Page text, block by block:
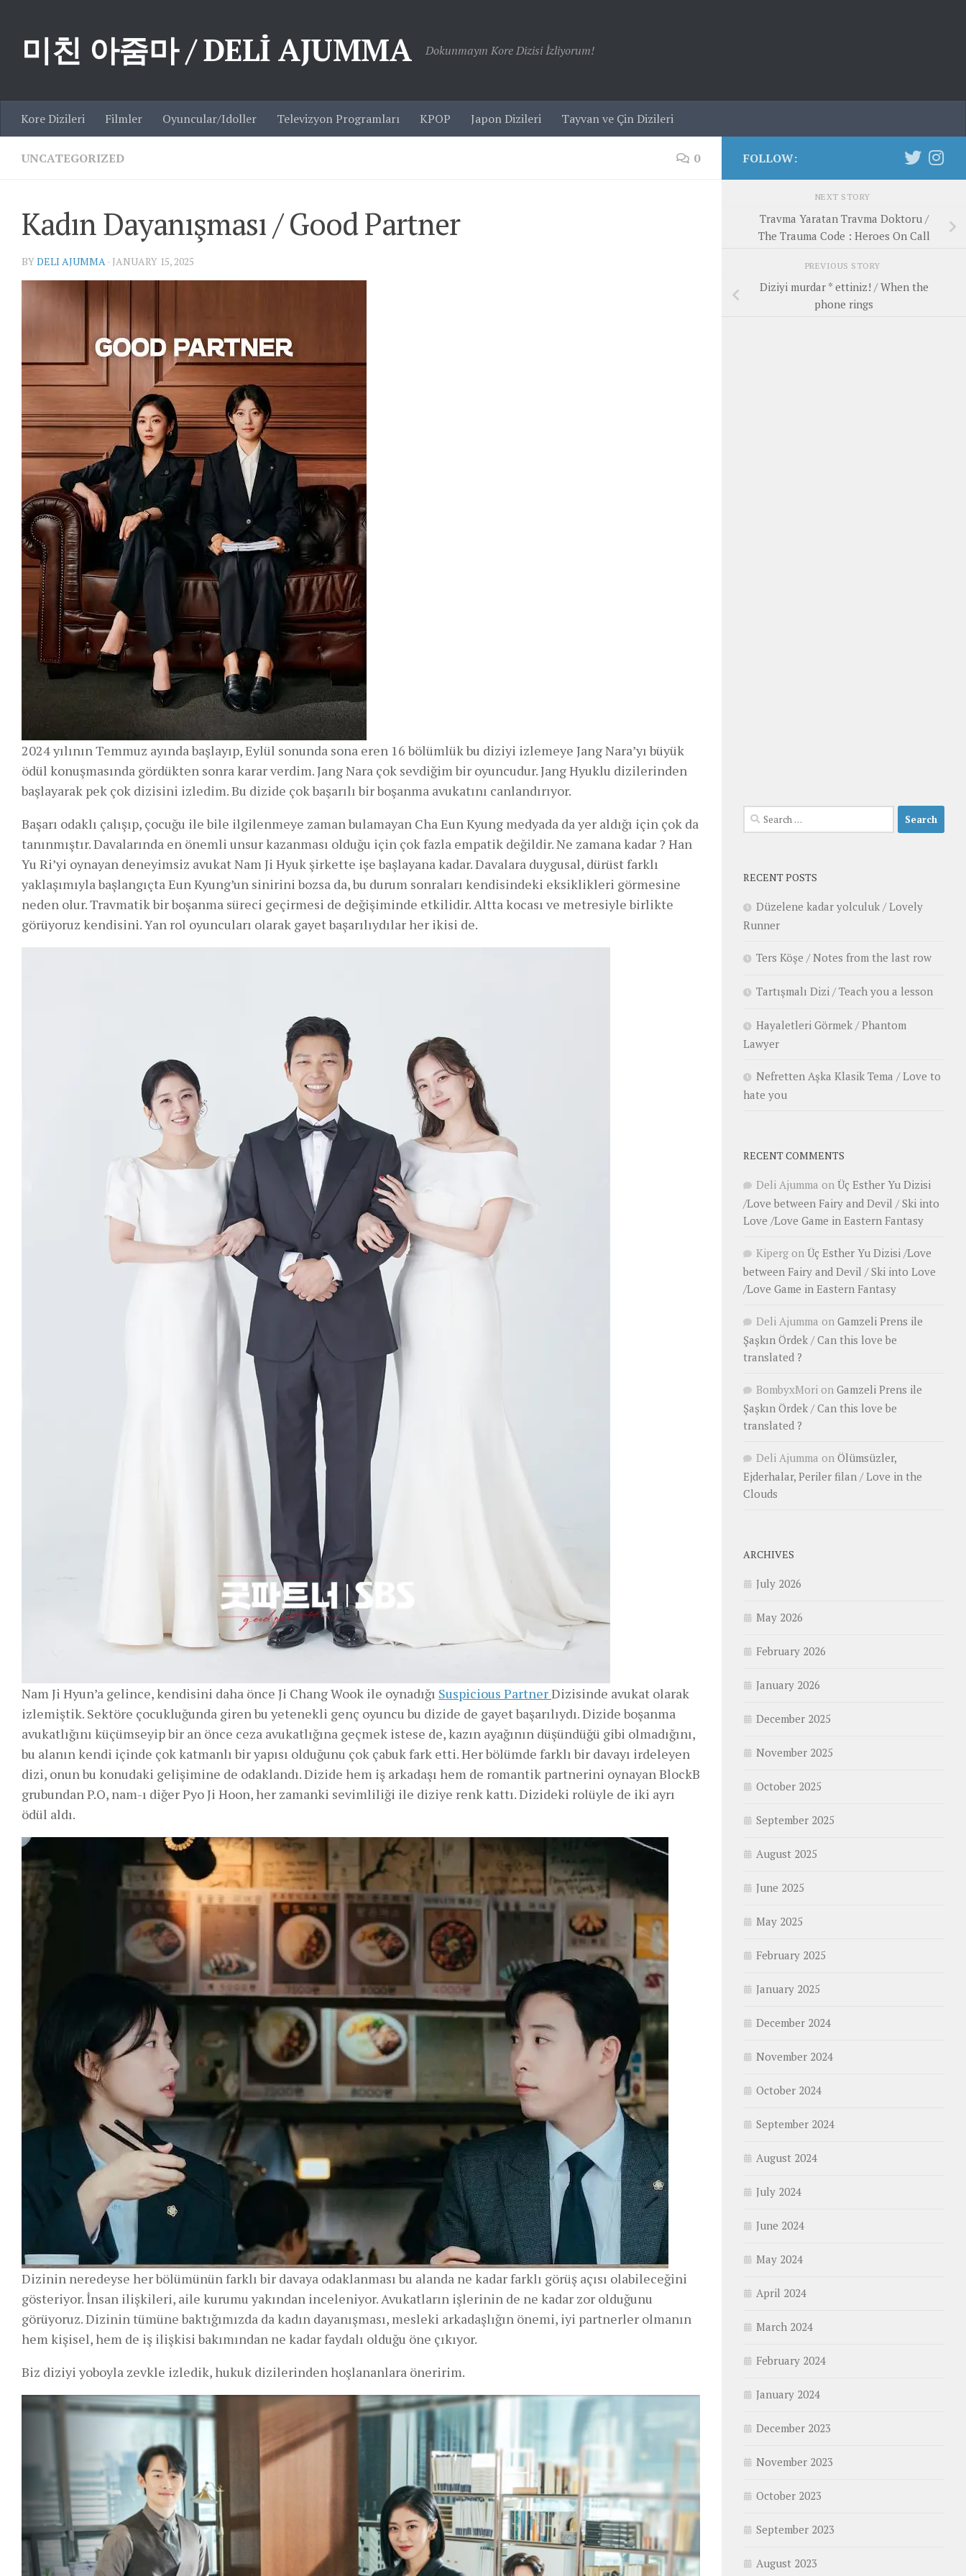
미친 아줌마 / DELİ AJUMMA Dokunmayın Kore Dizisi İzliyorum!
Kore Dizileri Filmler Oyuncular/Idoller Televizyon Programları KPOP Japon Dizileri Tayvan ve Çin Dizileri
UNCATEGORIZED 0
Kadın Dayanışması / Good Partner
BYDELI AJUMMA · JANUARY 15, 2025
2024 yılının Temmuz ayında başlayıp, Eylül sonunda sona eren 16 bölümlük bu diziyi izlemeye Jang Nara’yı büyük
ödül konuşmasında gördükten sonra karar verdim. Jang Nara çok sevdiğim bir oyuncudur. Jang Hyuklu dizilerinden
başlayarak pek çok dizisini izledim. Bu dizide çok başarılı bir boşanma avukatını canlandırıyor.
Başarı odaklı çalışıp, çocuğu ile bile ilgilenmeye zaman bulamayan Cha Eun Kyung medyada da yer aldığı için çok da
tanınmıştır. Davalarında en önemli unsur kazanması olduğu için çok fazla empatik değildir. Ne zamana kadar ? Han
Yu Ri’yi oynayan deneyimsiz avukat Nam Ji Hyuk şirkette işe başlayana kadar. Davalara duygusal, dürüst farklı
yaklaşımıyla başlangıçta Eun Kyung’un sinirini bozsa da, bu durum sonraları kendisindeki eksiklikleri görmesine
neden olur. Travmatik bir boşanma süreci geçirmesi de değişiminde etkilidir. Altta kocası ve metresiyle birlikte
görüyoruz kendisini. Yan rol oyuncuları olarak gayet başarılıydılar her ikisi de.
Nam Ji Hyun’a gelince, kendisini daha önce Ji Chang Wook ile oynadığı Suspicious PartnerDizisinde avukat olarak
izlemiştik. Sektöre çocukluğunda giren bu yetenekli genç oyuncu bu dizide de gayet başarılıydı. Dizide boşanma
avukatlığını küçümseyip bir an önce ceza avukatlığına geçmek istese de, kazın ayağının düşündüğü gibi olmadığını,
bu alanın kendi içinde çok katmanlı bir yapısı olduğunu çok çabuk fark etti. Her bölümde farklı bir davayı irdeleyen
dizi, onun bu konudaki gelişimine de odaklandı. Dizide hem iş arkadaşı hem de romantik partnerini oynayan BlockB
grubundan P.O, nam-ı diğer Pyo Ji Hoon, her zamanki sevimliliği ile diziye renk kattı. Dizideki rolüyle de iki ayrı
ödül aldı.
Dizinin neredeyse her bölümünün farklı bir davaya odaklanması bu alanda ne kadar farklı görüş açısı olabileceğini
gösteriyor. İnsan ilişkileri, aile kurumu yakından inceleniyor. Avukatların işlerinin de ne kadar zor olduğunu
görüyoruz. Dizinin tümüne baktığımızda da kadın dayanışması, mesleki arkadaşlığın önemi, iyi partnerler olmanın
hem kişisel, hem de iş ilişkisi bakımından ne kadar faydalı olduğu öne çıkıyor.
Biz diziyi yoboyla zevkle izledik, hukuk dizilerinden hoşlananlara öneririm.
FOLLOW:
NEXT STORY
Travma Yaratan Travma Doktoru /
The Trauma Code : Heroes On Call
PREVIOUS STORY
Diziyi murdar * ettiniz! / When the
phone rings
Search
for:
RECENT POSTS
Düzelene kadar yolculuk / Lovely
Runner
Ters Köşe / Notes from the last row
Tartışmalı Dizi / Teach you a lesson
Hayaletleri Görmek / Phantom
Lawyer
Nefretten Aşka Klasik Tema / Love to
hate you
RECENT COMMENTS
Deli Ajumma on Üç Esther Yu Dizisi
/Love between Fairy and Devil / Ski into
Love /Love Game in Eastern Fantasy
Kiperg on Üç Esther Yu Dizisi /Love
between Fairy and Devil / Ski into Love
/Love Game in Eastern Fantasy
Deli Ajumma on Gamzeli Prens ile
Şaşkın Ördek / Can this love be
translated ?
BombyxMori on Gamzeli Prens ile
Şaşkın Ördek / Can this love be
translated ?
Deli Ajumma on Ölümsüzler,
Ejderhalar, Periler filan / Love in the
Clouds
ARCHIVES
July 2026
May 2026
February 2026
January 2026
December 2025
November 2025
October 2025
September 2025
August 2025
June 2025
May 2025
February 2025
January 2025
December 2024
November 2024
October 2024
September 2024
August 2024
July 2024
June 2024
May 2024
April 2024
March 2024
February 2024
January 2024
December 2023
November 2023
October 2023
September 2023
August 2023